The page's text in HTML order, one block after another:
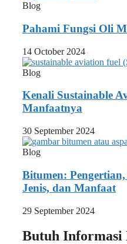
Blog
Pahami Fungsi Oli
14 October 2024
Blog
Kenali Sustainable
Manfaatnya
30 September 2024
Blog
Bitumen:
Jenis, dan Manfaat
29 September 2024
Butuh